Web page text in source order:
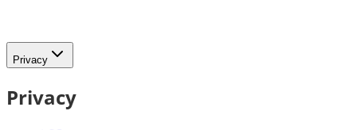
Privacy
Privacy